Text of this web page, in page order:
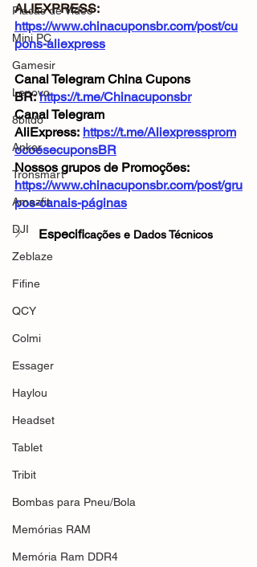
Placas de Vídeo
Mini PC
Gamesir
Lenovo
8bitdo
Anker
Tronsmart
Amazfit
DJI
Zeblaze
Fifine
QCY
Colmi
Essager
Haylou
Headset
Tablet
Tribit
Bombas para Pneu/Bola
Memórias RAM
Memória Ram DDR4
ALIEXPRESS:
https://www.chinacuponsbr.com/post/cu
pons-aliexpress
Canal Telegram China Cupons
BR: https://t.me/Chinacuponsbr
Canal Telegram
AliExpress: https://t.me/Aliexpressprom
ocoesecuponsBR
Nossos grupos de Promoções:
https://www.chinacuponsbr.com/post/gru
pos-canais-páginas
Especificações e Dados Técnicos